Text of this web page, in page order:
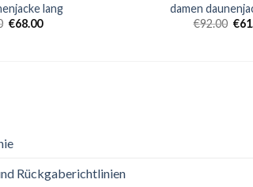
lang
€68.00
damen
€92.00 €
Rückgaberichtlinien